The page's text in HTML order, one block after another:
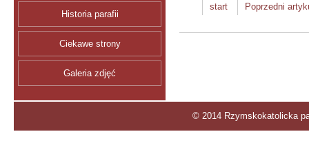
Historia parafii
Ciekawe strony
Galeria zdjęć
start Poprzedni
© 2014 Rzymskokatolicka